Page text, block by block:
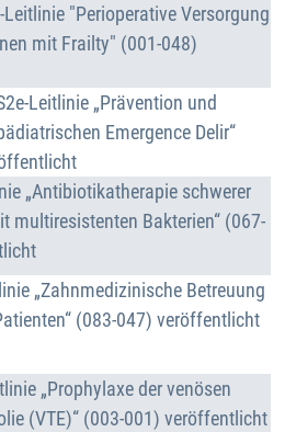
Leitlinie "Perioperative Versorgung
mit Frailty" (001-048)
Leitlinie „Prävention und
Emergence Delir“
„Antibiotikatherapie schwerer
multiresistenten Bakterien“ (067-
„Zahnmedizinische Betreuung
(083-047) veröffentlicht
„Prophylaxe der venösen
(VTE)“ (003-001) veröffentlicht